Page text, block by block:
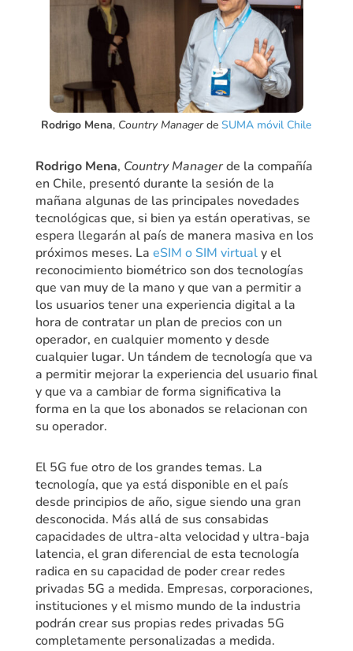
Rodrigo Mena, Country ManagerdeSUMA móvil Chile
Rodrigo Mena, Country Managerde la compañía
en Chile, presentó durante la sesión de la
mañana algunas de las principales novedades
tecnológicas que, si bien ya están operativas, se
espera llegarán al país de manera masiva en los
próximos meses. La eSIM o SIM virtualy el
reconocimiento biométrico son dos tecnologías
que van muy de la mano y que van a permitir a
los usuarios tener una experiencia digital a la
hora de contratar un plan de precios con un
operador, en cualquier momento y desde
cualquier lugar. Un tándem de tecnología que va
a permitir mejorar la experiencia del usuario final
y que va a cambiar de forma significativa la
forma en la que los abonados se relacionan con
su operador.
El 5G fue otro de los grandes temas. La
tecnología, que ya está disponible en el país
desde principios de año, sigue siendo una gran
desconocida. Más allá de sus consabidas
capacidades de ultra-alta velocidad y ultra-baja
latencia, el gran diferencial de esta tecnología
radica en su capacidad de poder crear redes
privadas 5G a medida. Empresas, corporaciones,
instituciones y el mismo mundo de la industria
podrán crear sus propias redes privadas 5G
completamente personalizadas a medida.